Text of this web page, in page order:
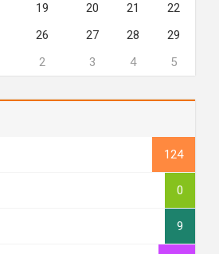
19 20 21
22
26 27 28
29
2 3 4 5
124
0
9